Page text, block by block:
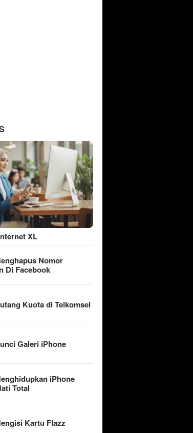
XL
Nomor
Di Facebook
Kuota di Telkomsel
Galeri iPhone
iPhone
Total
Kartu Flazz